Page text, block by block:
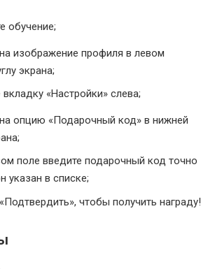
обучение;
изображение профиля в левом
экрана;
«Настройки» слева;
опцию «Подарочный код» в нижней
поле введите подарочный код точно
указан в списке;
чтобы получить награду!